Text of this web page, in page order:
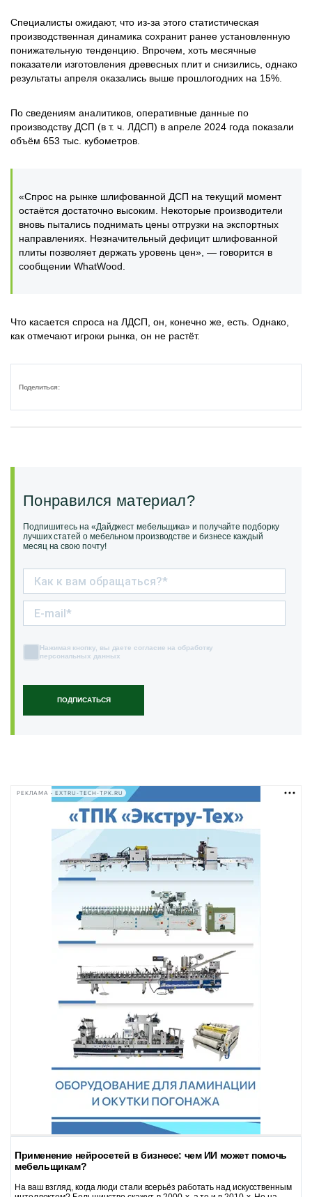
Специалисты ожидают, что из-за этого статистическая
производственная динамика сохранит ранее установленную
понижательную тенденцию. Впрочем, хоть месячные
показатели изготовления древесных плит и снизились, однако
результаты апреля оказались выше прошлогодних на 15%.
По сведениям аналитиков, оперативные данные по
производству ДСП (в т. ч. ЛДСП) в апреле 2024 года показали
объём 653 тыс. кубометров.
«Спрос на рынке шлифованной ДСП на текущий момент
остаётся достаточно высоким. Некоторые производители
вновь пытались поднимать цены отгрузки на экспортных
направлениях. Незначительный дефицит шлифованной
плиты позволяет держать уровень цен», — говорится в
сообщении WhatWood.
Что касается спроса на ЛДСП, он, конечно же, есть. Однако,
как отмечают игроки рынка, он не растёт.
Поделиться:
Понравился материал?
Подпишитесь на «Дайджест мебельщика» и получайте подборку
лучших статей о мебельном производстве и бизнесе каждый
месяц на свою почту!
ПОДПИСАТЬСЯ
Нажимая кнопку, вы даете согласие на обработку
персональных данных
РЕКЛАМА • EXTRU-TECH-TPK.RU
Применение нейросетей в бизнесе: чем ИИ может помочь
мебельщикам?
На ваш взгляд, когда люди стали всерьёз работать над искусственным